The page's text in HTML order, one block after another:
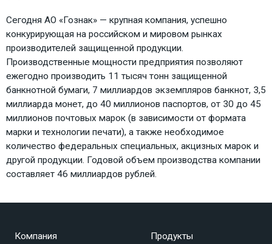
Сегодня АО «Гознак» — крупная компания, успешно
конкурирующая на российском и мировом рынках
производителей защищенной продукции.
Производственные мощности предприятия позволяют
ежегодно производить 11 тысяч тонн защищенной
банкнотной бумаги, 7 миллиардов экземпляров банкнот, 3,5
миллиарда монет, до 40 миллионов паспортов, от 30 до 45
миллионов почтовых марок (в зависимости от формата
марки и технологии печати), а также необходимое
количество федеральных специальных, акцизных марок и
другой продукции. Годовой объем производства компании
составляет 46 миллиардов рублей.
Компания
Продукты